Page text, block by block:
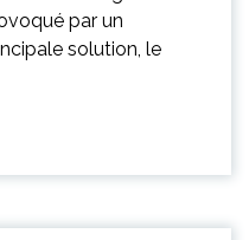
par un
solution, le